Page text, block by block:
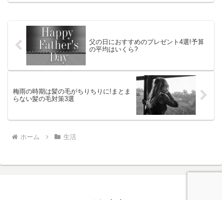
父の日におすすめのプレゼント4選!予算
の平均はいくら?
梅雨の時期は髪の毛がちりちりに!まとま
らない髪の毛対策3選
ホーム 生活